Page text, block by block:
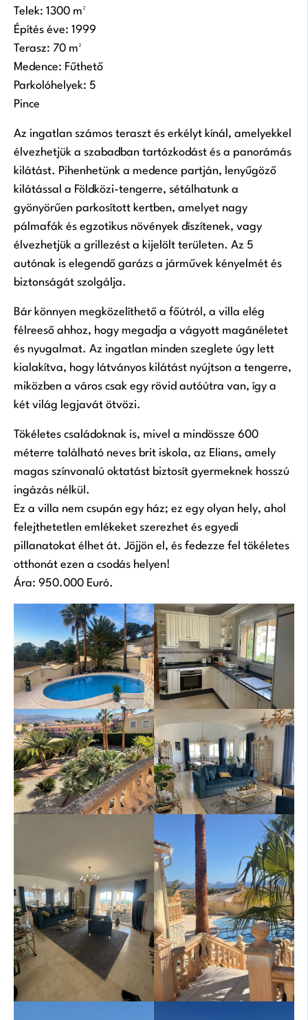
Telek: 1300 m²
Építés éve: 1999
Terasz: 70 m²
Medence: Fűthető
Parkolóhelyek: 5
Pince
Az ingatlan számos teraszt és erkélyt kínál, amelyekkel
élvezhetjük a szabadban tartózkodást és a panorámás
kilátást. Pihenhetünk a medence partján, lenyűgöző
kilátással a Földközi-tengerre, sétálhatunk a
gyönyörűen parkosított kertben, amelyet nagy
pálmafák és egzotikus növények díszítenek, vagy
élvezhetjük a grillezést a kijelölt területen. Az 5
autónak is elegendő garázs a járművek kényelmét és
biztonságát szolgálja.
Bár könnyen megközelíthető a főútról, a villa elég
félreeső ahhoz, hogy megadja a vágyott magánéletet
és nyugalmat. Az ingatlan minden szeglete úgy lett
kialakítva, hogy látványos kilátást nyújtson a tengerre,
miközben a város csak egy rövid autóútra van, így a
két világ legjavát ötvözi.
Tökéletes családoknak is, mivel a mindössze 600
méterre található neves brit iskola, az Elians, amely
magas színvonalú oktatást biztosít gyermeknek hosszú
ingázás nélkül.
Ez a villa nem csupán egy ház; ez egy olyan hely, ahol
felejthetetlen emlékeket szerezhet és egyedi
pillanatokat élhet át. Jöjjön el, és fedezze fel tökéletes
otthonát ezen a csodás helyen!
Ára: 950.000 Euró.